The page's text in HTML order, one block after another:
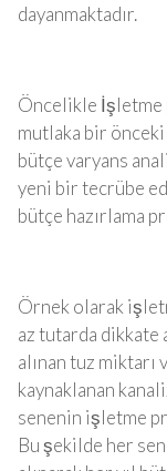
dayanmaktadır.
Öncelikle İşletme
mutlaka bir
bütçe varyans
yeni bir tecrübe
bütçe hazırlama
Örnek olarak
az tutarda dikkate
alınan tuz miktarı
kaynaklanan
senenin işletme
Bu şekilde her